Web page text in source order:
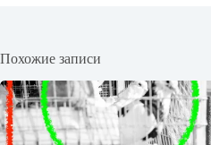
Похожие записи